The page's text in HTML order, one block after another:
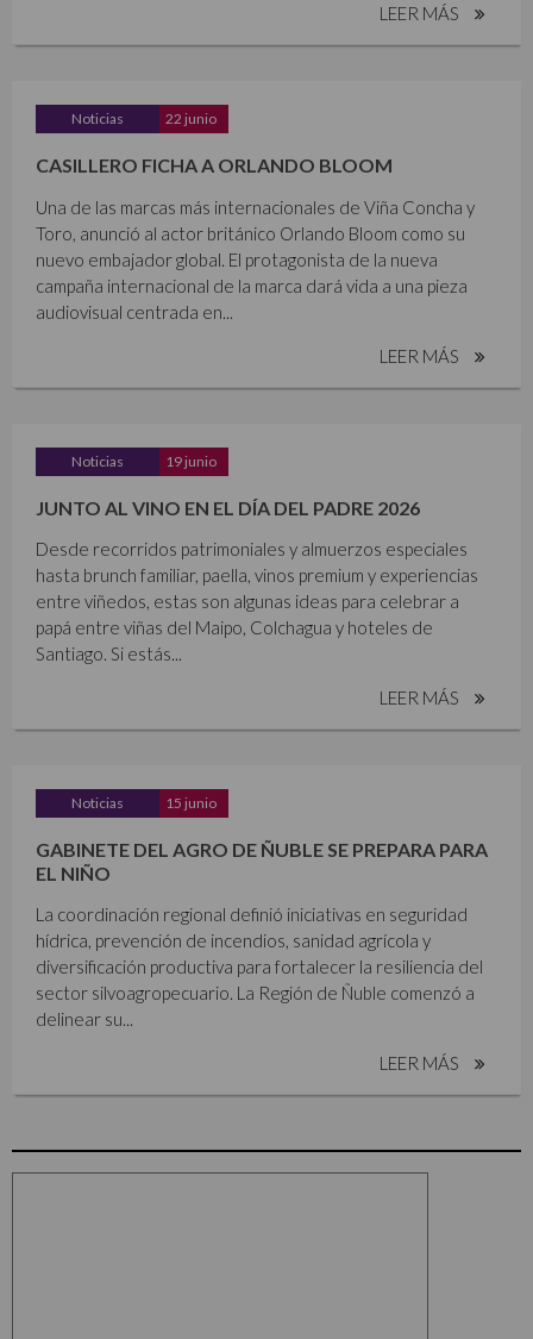
LEER MÁS
Noticias 22 junio
CASILLERO FICHA A ORLANDO BLOOM
Una de las marcas más internacionales de Viña Concha y
Toro, anunció al actor británico Orlando Bloom como su
nuevo embajador global. El protagonista de la nueva
campaña internacional de la marca dará vida a una pieza
audiovisual centrada en...
LEER MÁS
Noticias 19 junio
JUNTO AL VINO EN EL DÍA DEL PADRE 2026
Desde recorridos patrimoniales y almuerzos especiales
hasta brunch familiar, paella, vinos premium y experiencias
entre viñedos, estas son algunas ideas para celebrar a
papá entre viñas del Maipo, Colchagua y hoteles de
Santiago. Si estás...
LEER MÁS
Noticias 15 junio
GABINETE DEL AGRO DE ÑUBLE SE PREPARA PARA
EL NIÑO
La coordinación regional definió iniciativas en seguridad
hídrica, prevención de incendios, sanidad agrícola y
diversificación productiva para fortalecer la resiliencia del
sector silvoagropecuario. La Región de Ñuble comenzó a
delinear su...
LEER MÁS